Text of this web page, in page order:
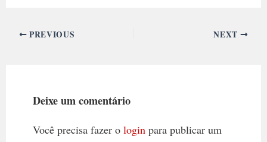
PREVIOUS NEXT
Deixe um comentário
Você precisa fazer o loginpara publicar um